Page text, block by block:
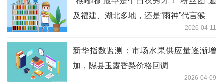
及福建、湖北多地，还是“雨神”代言猴
2026-04-11
新华指数监测：市场水果供应量逐渐增
加，隰县玉露香梨价格回调
2026-04-09